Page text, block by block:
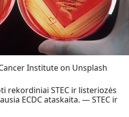
Institute on Unsplash
rekordiniai STEC ir listeriozės
ECDC ataskaita. — STEC ir